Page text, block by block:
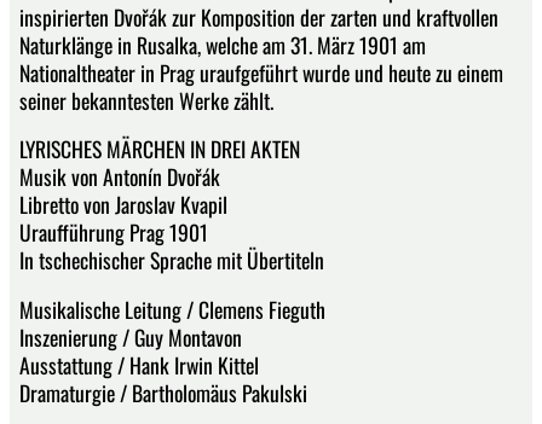
inspirierten Dvořák zur Komposition der zarten und kraftvollen
Naturklänge in Rusalka, welche am 31. März 1901 am
Nationaltheater in Prag uraufgeführt wurde und heute zu einem
seiner bekanntesten Werke zählt.
LYRISCHES MÄRCHEN IN DREI AKTEN
Musik von Antonín Dvořák
Libretto von Jaroslav Kvapil
Uraufführung Prag 1901
In tschechischer Sprache mit Übertiteln
Musikalische Leitung / Clemens Fieguth
Inszenierung / Guy Montavon
Ausstattung / Hank Irwin Kittel
Dramaturgie / Bartholomäus Pakulski